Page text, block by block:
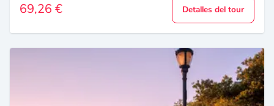
69,26 € Detalles del tour